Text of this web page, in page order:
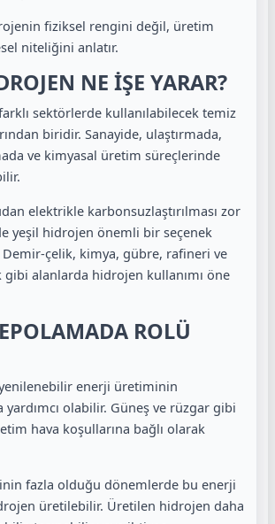
fiziksel rengini değil, üretim
niteliğini anlatır.
NE İŞE YARAR?
sektörlerde kullanılabilecek temiz
biridir. Sanayide, ulaştırmada,
ve kimyasal üretim süreçlerinde
elektrikle karbonsuzlaştırılması zor
yeşil hidrojen önemli bir seçenek
çelik, kimya, gübre, rafineri ve
gibi alanlarda hidrojen kullanımı öne
ROLÜ
enerji üretiminin
yardımcı olabilir. Güneş ve rüzgar gibi
hava koşullarına bağlı olarak
fazla olduğu dönemlerde bu enerji
üretilebilir. Üretilen hidrojen daha